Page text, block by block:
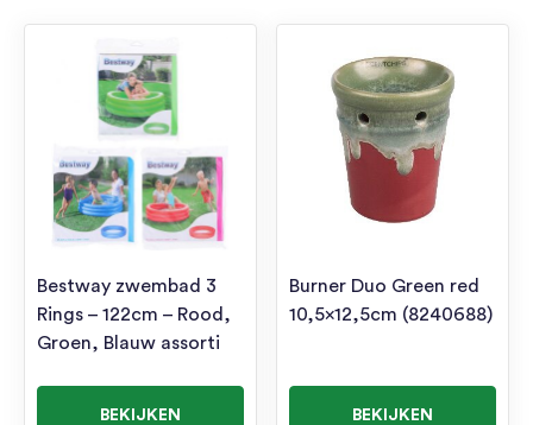
Bestway zwembad 3
Rings – 122cm – Rood,
Groen, Blauw assorti
BEKIJKEN
Burner Duo Green red
10,5×12,5cm (8240688)
BEKIJKEN